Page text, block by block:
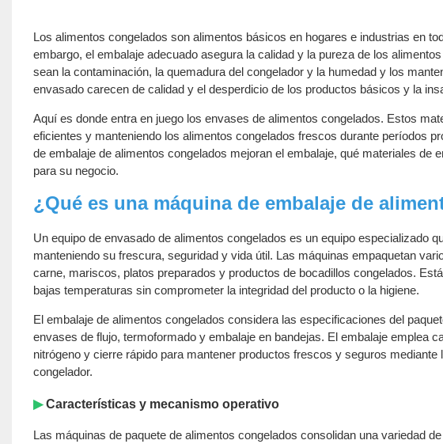
Los alimentos congelados son alimentos básicos en hogares e industrias en
embargo, el embalaje adecuado asegura la calidad y la pureza de los
sean la contaminación, la quemadura del congelador y la humedad y los
envasado carecen de calidad y el desperdicio de los productos básicos y la
Aquí es donde entra en juego los envases de alimentos congelados. Estos
eficientes y manteniendo los alimentos congelados frescos durante períodos
de embalaje de alimentos congelados mejoran el embalaje, qué materiales de
para su negocio.
¿Qué es una máquina de embalaje de
Un equipo de envasado de alimentos congelados es un equipo especializado
manteniendo su frescura, seguridad y vida útil. Las máquinas empaquetan
carne, mariscos, platos preparados y productos de bocadillos congelados.
bajas temperaturas sin comprometer la integridad del producto o la higiene.
El embalaje de alimentos congelados considera las especificaciones del
envases de flujo, termoformado y embalaje en bandejas. El embalaje emplea
nitrógeno y cierre rápido para mantener productos frescos y seguros
congelador.
▶Características y mecanismo operativo
Las máquinas de paquete de alimentos congelados consolidan una variedad